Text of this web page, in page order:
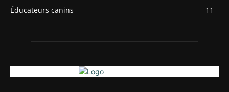
Éducateurs canins
11